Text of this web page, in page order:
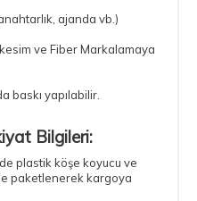
ajanda vb.)
ve Fiber Markalamaya
baskı yapılabilir.
Bilgileri:
plastik köşe koyucu ve
paketlenerek kargoya